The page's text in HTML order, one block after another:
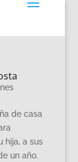
de casa
hija, a sus
un año.